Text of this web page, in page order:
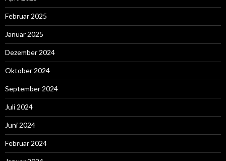
Februar 2025
Januar 2025
Dezember 2024
Oktober 2024
September 2024
Juli 2024
Juni 2024
Februar 2024